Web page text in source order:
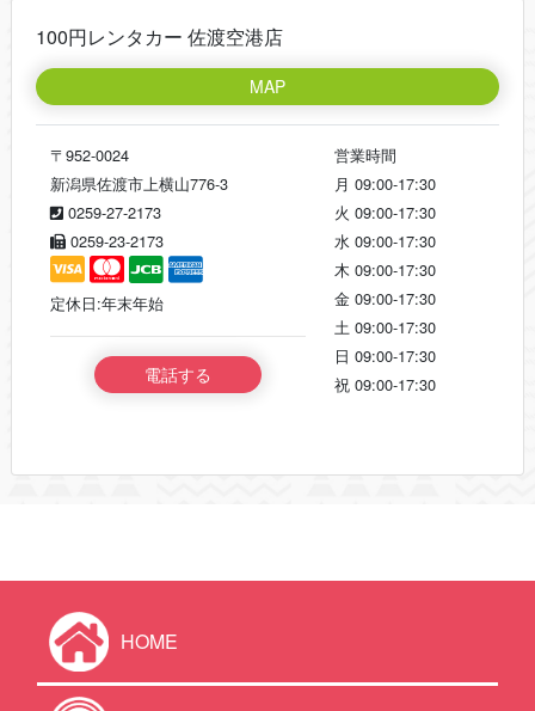
100円レンタカー 佐渡空港店
MAP
〒952-0024
新潟県佐渡市上横山776-3
0259-27-2173
0259-23-2173
定休日:年末年始
電話する
営業時間
月 09:00-17:30
火 09:00-17:30
水 09:00-17:30
木 09:00-17:30
金 09:00-17:30
土 09:00-17:30
日 09:00-17:30
祝 09:00-17:30
HOME